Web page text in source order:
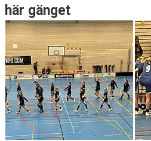
här gänget